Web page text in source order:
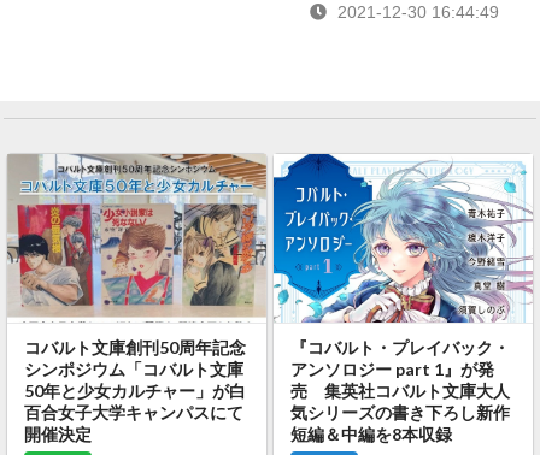
2021-12-30 16:44:49
コバルト文庫創刊50周年記念
シンポジウム「コバルト文庫
50年と少女カルチャー」が白
百合女子大学キャンパスにて
開催決定
『コバルト・プレイバック・
アンソロジー part 1』が発
売 集英社コバルト文庫大人
気シリーズの書き下ろし新作
短編＆中編を8本収録